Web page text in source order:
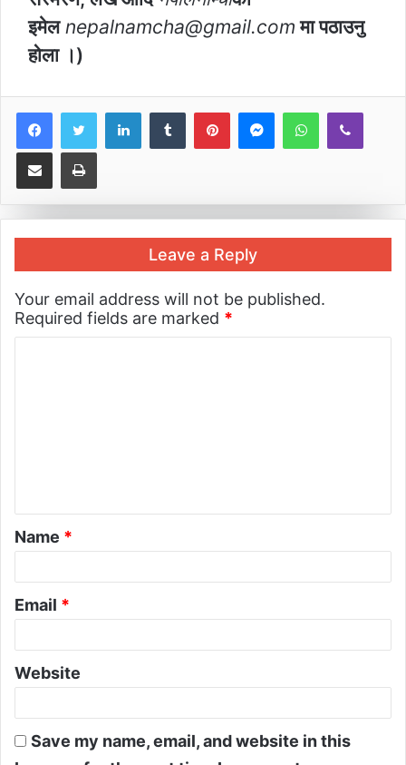
इमेलnepalnamcha@gmail.com मा पठाउनु
होला ।)
LinkedInTumblrPinterestMessenger
WhatsApp
Viber
Share via EmailPrint
Leave a Reply
Your email address will not be published.
Required fields are marked *
Name *
Email *
Website
Save my name, email, and website in this